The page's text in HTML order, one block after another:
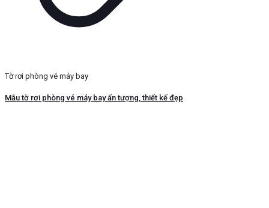
Tờ rơi phòng vé máy bay
Mẫu tờ rơi phòng vé máy bay ấn tượng, thiết kế đẹp